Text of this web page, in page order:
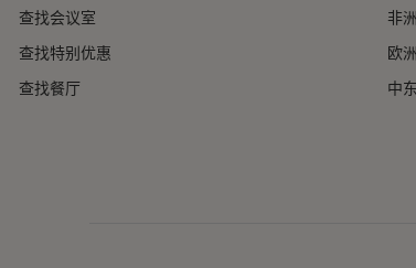
查找会议室
查找特别优惠
查找餐厅
非洲
欧洲
中东